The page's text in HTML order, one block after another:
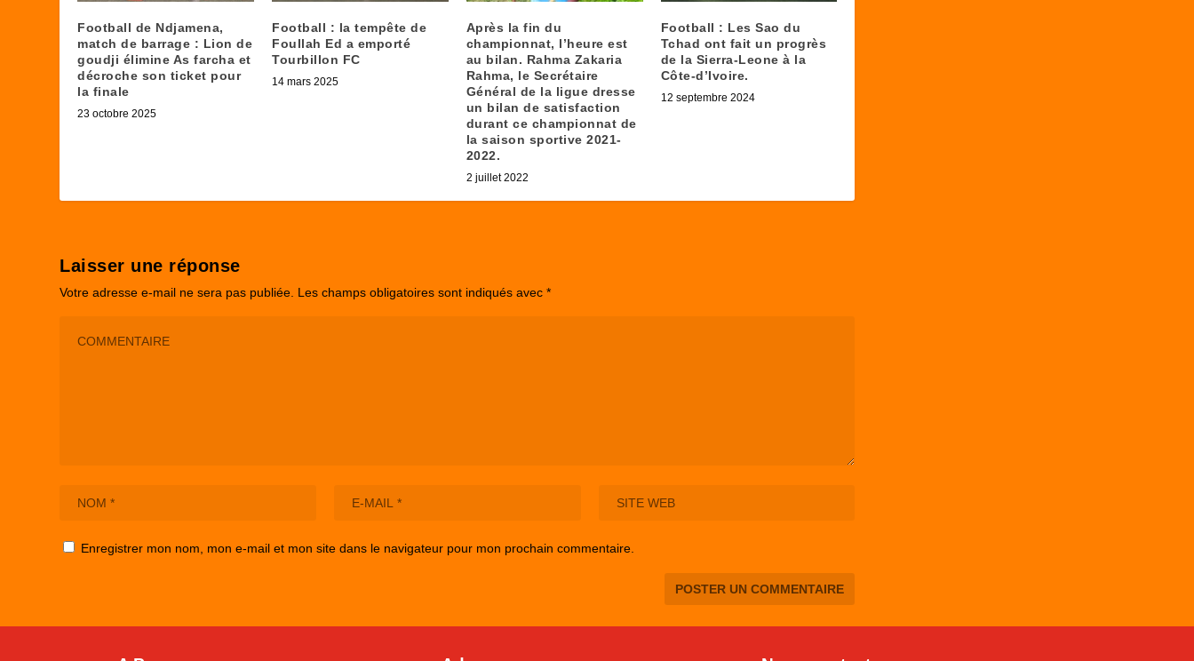
Football de Ndjamena,
match de barrage : Lion de
goudji élimine As farcha et
décroche son ticket pour
la finale
23 octobre 2025
Football : la tempête de
Foullah Ed a emporté
Tourbillon FC
14 mars 2025
Après la fin du
championnat, l’heure est
au bilan. Rahma Zakaria
Rahma, le Secrétaire
Général de la ligue dresse
un bilan de satisfaction
durant ce championnat de
la saison sportive 2021-
2022.
2 juillet 2022
Football : Les Sao du
Tchad ont fait un progrès
de la Sierra-Leone à la
Côte-d’Ivoire.
12 septembre 2024
Laisser une réponse
Votre adresse e-mail ne sera pas publiée. Les champs obligatoires sont indiqués avec*
Enregistrer mon nom, mon e-mail et mon site dans le navigateur pour mon prochain commentaire.